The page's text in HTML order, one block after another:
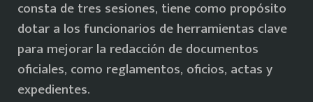
consta de tres sesiones, tiene como propósito
dotar a los funcionarios de herramientas clave
para mejorar la redacción de documentos
oficiales, como reglamentos, oficios, actas y
expedientes.